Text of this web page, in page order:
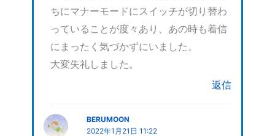
ちにマナーモードにスイッチが切り替わ
っていることが度々あり、あの時も着信
にまったく気づかずにいました。
大変失礼しました。
返信
BERUMOON
2022年1月21日 11:22